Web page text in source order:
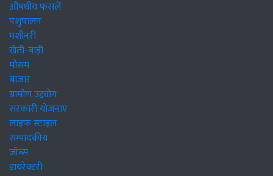
औषधीय फसलें
पशुपालन
मशीनरी
खेती-बाड़ी
मौसम
बाजार
ग्रामीण उद्द्योग
सरकारी योजनाएं
लाइफ स्टाइल
सम्पादकीय
जॉब्स
डायरेक्टरी